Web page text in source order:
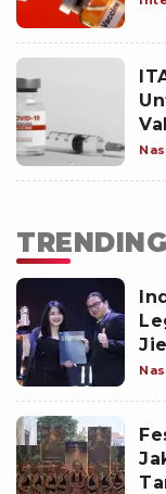
TRENDING
4